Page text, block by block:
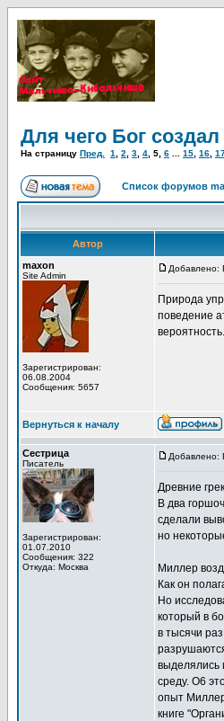
Для чего Бог
На страницу Пред. 1 2 3 4 5 6 15 16
Список форумов
Автор
maxon
Site Admin
Зарегистрирован:
06.08.2004
Сообщения: 5657
Добавлено:
Природа
поведение
вероятность.
Вернуться к началу
Сестрица
Писатель
Зарегистрирован:
01.07.2010
Сообщения: 322
Откуда: Москва
Добавлено:
Древние
В два
сделали
но
Миллер
Как он
Но
который в
в тысячи
выделялись
среду. О6
опыт
книге